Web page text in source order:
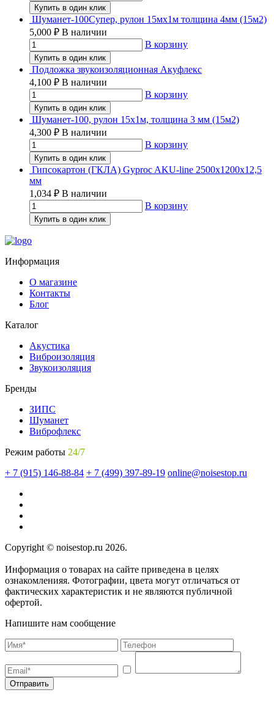
Купить в один клик
Шуманет-100Супер, рулон 15мх1м толщина 4мм (15м2)
5,000 ₽ В наличии
В корзину
Купить в один клик
Подложка звукоизоляционная Акуфлекс
4,100 ₽ В наличии
В корзину
Купить в один клик
Шуманет-100, рулон 15х1м, толщина 3 мм (15м2)
4,300 ₽ В наличии
В корзину
Купить в один клик
Гипсокартон (ГКЛА) Gyproc AKU-line 2500х1200х12,5
мм
1,034 ₽ В наличии
В корзину
Купить в один клик
Информация
О магазине
Контакты
Блог
Каталог
Акустика
Виброизоляция
Звукоизоляция
Бренды
ЗИПС
Шуманет
Виброфлекс
Режим работы 24/7
+ 7 (915) 146-88-84 + 7 (499) 397-89-19 online@noisestop.ru
Copyright © noisestop.ru 2026.
Информация о товарах на сайте приведена в целях
ознакомленияя. Фотографии, цвета могут отличаться от
фактических характеристик и не являются публичной
офертой.
Напишите нам сообщение
Отправить